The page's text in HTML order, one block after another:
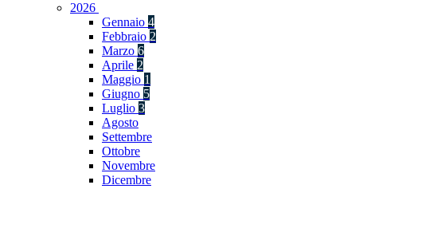
2026
Gennaio 4
Febbraio 2
Marzo 6
Aprile 2
Maggio 1
Giugno 5
Luglio 3
Agosto
Settembre
Ottobre
Novembre
Dicembre